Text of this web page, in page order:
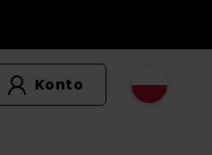
Konto